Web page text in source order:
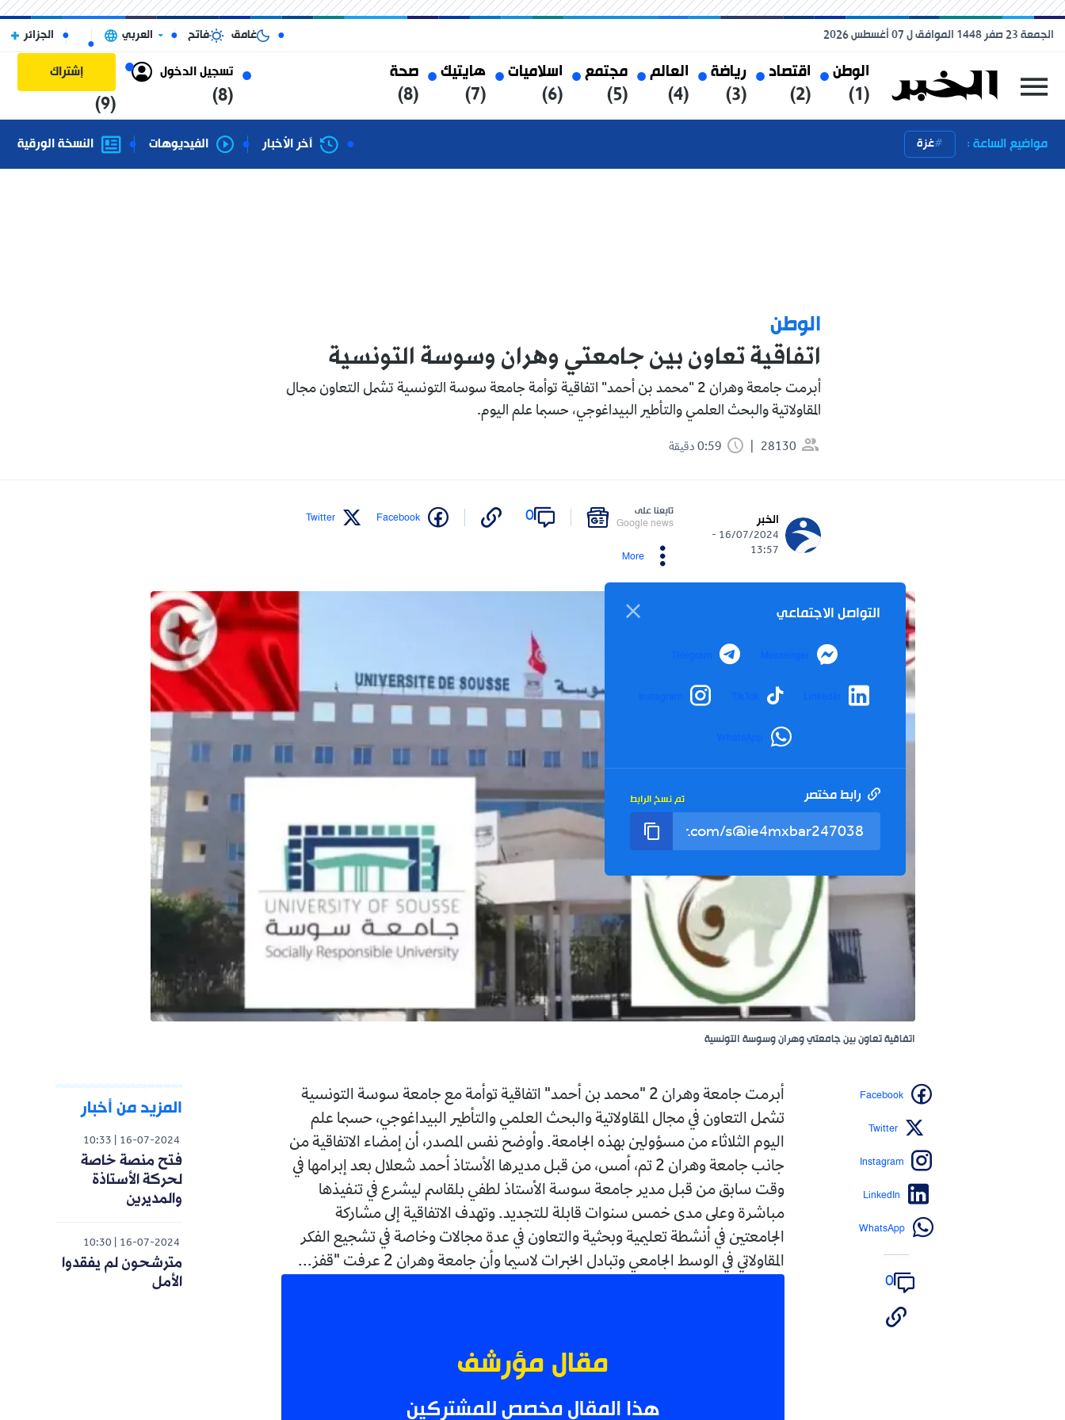
الوطن
(1)
اقتصاد
(2)
رياضة
(3)
العالم
(4)
مجتمع
(5)
اسلاميات
(6)
هايتيك
(7)
صحة
(8)
تسجيل الدخول
(8)
إشتراك
(9)
الجمعة 23 صفر 1448 الموافق ل 07 أغسطس 2026 غامق فاتح العربي الجزائر
مواضيع الساعة : غزة آخر الأخبار الفيديوهات النسخة الورقية
الوطن
اتفاقية تعاون بين جامعتي وهران وسوسة التونسية
أبرمت جامعة وهران 2 "محمد بن أحمد" اتفاقية توأمة جامعة سوسة التونسية تشمل التعاون مجال
المقاولاتية والبحث العلمي والتأطير البيداغوجي، حسبما علم اليوم.
28130
الخبر
16/07/2024 -
13:57
تابعنا على
Google news
0
Facebook
Twitter
More
التواصل الاجتماعي
Messenger
Telegram
LinkedIn
TikTok
Instagram
WhatsApp
رابط مختصر تم نسخ الرابط
اتفاقية تعاون بين جامعتي وهران وسوسة التونسية
أبرمت جامعة وهران 2 "محمد بن أحمد" اتفاقية توأمة مع جامعة سوسة التونسية
تشمل التعاون في مجال المقاولاتية والبحث العلمي والتأطير البيداغوجي، حسبما علم
اليوم الثلاثاء من مسؤولين بهذه الجامعة. وأوضح نفس المصدر، أن إمضاء الاتفاقية من
جانب جامعة وهران 2 تم، أمس، من قبل مديرها الأستاذ أحمد شعلال بعد إبرامها في
وقت سابق من قبل مدير جامعة سوسة الأستاذ لطفي بلقاسم ليشرع في تنفيذها
مباشرة وعلى مدى خمس سنوات قابلة للتجديد. وتهدف الاتفاقية إلى مشاركة
الجامعتين في أنشطة تعليمية وبحثية والتعاون في عدة مجالات وخاصة في تشجيع الفكر
المقاولاتي في الوسط الجامعي وتبادل الخبرات لاسيما وأن جامعة وهران 2 عرفت "قفز...
مقال مؤرشف
هذا المقال مخصص للمشتركين
Facebook
Twitter
Instagram
LinkedIn
WhatsApp
0
المزيد من أخبار
16-07-2024
10:33
فتح منصة خاصة
لحركة الأستاذة
والمديرين
16-07-2024
10:30
مترشحون لم يفقدوا
الأمل